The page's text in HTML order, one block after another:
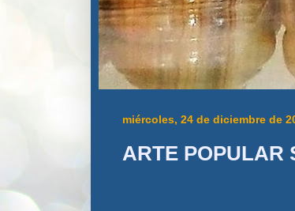
miércoles, 24 de diciembre de
ARTE POPULAR